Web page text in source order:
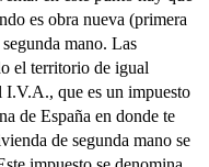
es obra nueva (primera
mano. Las
el territorio de igual
I.V.A., que es un impuesto
de España en donde te
de segunda mano se